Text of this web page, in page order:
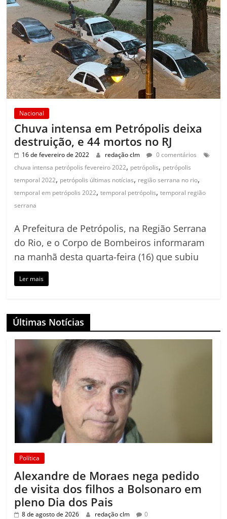
Nacional
Chuva intensa em Petrópolis deixa
destruição, e 44 mortos no RJ
16 de fevereiro de 2022 redação clm
0 comentários
chuva intensa petrópolis fevereiro 2022, petrópolis, petrópolis
temporal 2022, petrópolis últimas notícias, região serrana no rio,
temporal em petrópolis 2022,temporal petrópolis,temporal região
serrana
A Prefeitura de Petrópolis, na Região Serrana
do Rio, e o Corpo de Bombeiros informaram
na manhã desta quarta-feira (16) que subiu
Ler mais
Últimas Notícias
Política
Alexandre de Moraes nega pedido
de visita dos filhos a Bolsonaro em
pleno Dia dos Pais
8 de agosto de 2026 redação clm 0